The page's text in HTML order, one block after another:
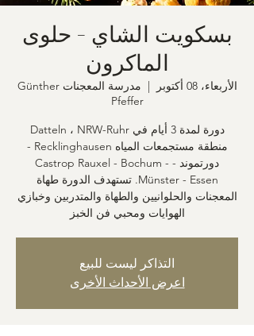
بسكويت الشاي - حلوى
الماكرون
الأربعاء، 08 أكتوبر
  |
مدرسة المعجنات Günther
Pfeffer
منطقة مستجمعات المياه Recklinghausen -
دورتموند - Castrop Rauxel - Bochum -
Münster - Essen. تستهدف الدورة طهاة
المعجنات والحلوانيين والطهاة والمتدربين وخبازي
الهوايات ومحبي فن الخبز
التذاكر ليست للبيع
اعرض الأحداث الأخرى